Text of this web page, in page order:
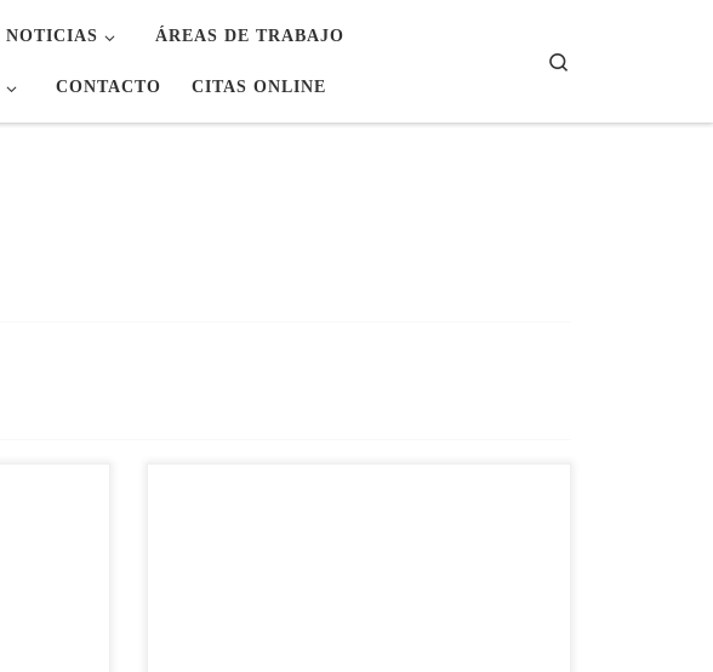
NOTICIAS ÁREAS DE TRABAJO
CONTACTO CITAS ONLINE